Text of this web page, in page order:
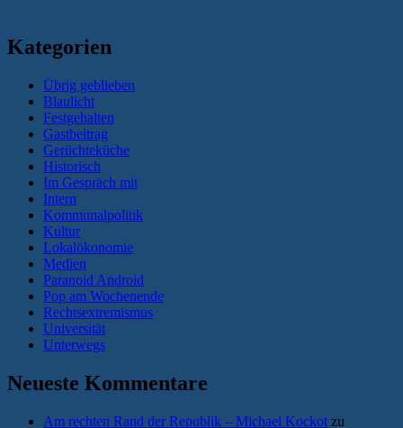
Kategorien
Übrig geblieben
Blaulicht
Festgehalten
Gastbeitrag
Gerüchteküche
Historisch
Im Gespräch mit
Intern
Kommunalpolitik
Kultur
Lokalökonomie
Medien
Paranoid Android
Pop am Wochenende
Rechtsextremismus
Universität
Unterwegs
Neueste Kommentare
Am rechten Rand der Republik – Michael Kockot zu